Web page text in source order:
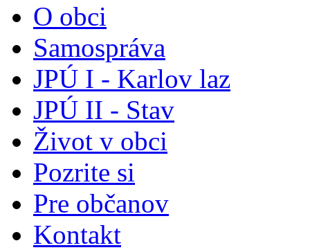
O obci
Samospráva
JPÚ I - Karlov laz
JPÚ II - Stav
Život v obci
Pozrite si
Pre občanov
Kontakt